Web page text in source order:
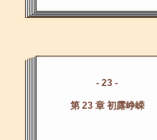
- 23 -
第 23 章 初露峥嵘